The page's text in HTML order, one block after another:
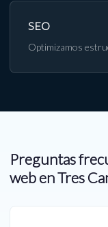
SEO
Optimizamos
Preguntas
web en Tres